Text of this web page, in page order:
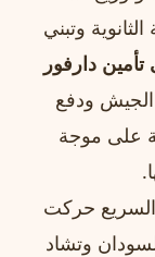
وتبني
دارفور
الجيش ودفع
على موجة
حركت
وتشاد